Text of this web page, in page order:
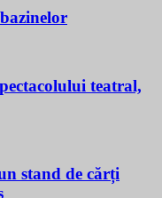
teatral,
stand de cărți